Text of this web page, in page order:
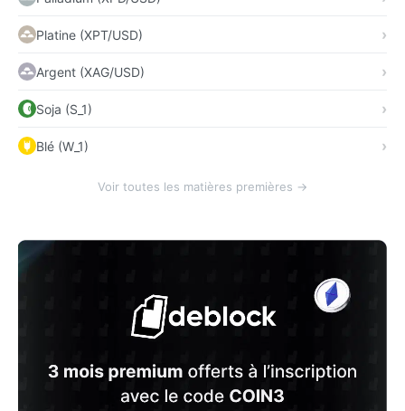
Platine (XPT/USD)
Argent (XAG/USD)
Soja (S_1)
Blé (W_1)
Voir toutes les matières premières →